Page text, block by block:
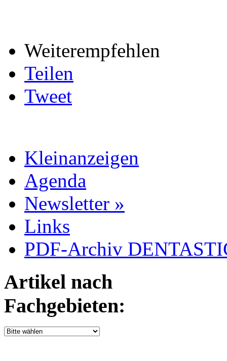
Weiterempfehlen
Teilen
Tweet
Kleinanzeigen
Agenda
Newsletter »
Links
PDF-Archiv
Artikel nach
Fachgebieten: